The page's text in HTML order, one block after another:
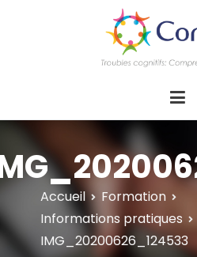
d'actions
Innovation/
troubles
Accueil
Formation
Informations pratiques
IMG_20200626_124533